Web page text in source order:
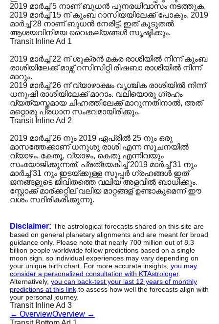
2019 മാർച്ച് 5 നാണ് ബുധൻ പുനരധിവാസം നടത്തുക,
2019 മാർച്ച് 15 ന് കുംബ റാസിയയിലേക്ക് പോകും. 2019
മാർച്ച് 28 നാണ് ബുധൻ നേരിട്ട്. ഇത് കൂടുതൽ
ആശയവിനിമയ വൈകല്യങ്ങൾ സൃഷ്ടിക്കും.
Transit Inline Ad 1
2019 മാർച്ച് 22 ന് ശുക്രൻ മകര രാശിയിൽ നിന്ന് കുംബ
രാശിയിലേക്ക് മാഴ്സ് റസിസിറ്റി രിഷബാ രാശിയിൽ നിന്ന്
മാറും.
2019 മാർച്ച് 26 ന് വ്യാഴാക്ഷം വൃശ്ചിക രാശിയിൽ നിന്ന്
ധനുഷി രാശിയിലേക്ക് മാറാം. വലിയൊരു ഗ്രഹം
വ്യത്യസ്തമായ ചിഹ്നത്തിലേക്ക് മാറുന്നതിനാൽ, അത്
മറ്റൊരു പ്രധാന സംഭവമായിരിക്കും.
Transit Inline Ad 2
2019 മാർച്ച് 26 നും 2019 ഏപ്രിൽ 25 നും ഒരു
മാസത്തേക്കാണ് ധനുശു രാശി എന്ന സൂചനയിൽ
വ്യാഴം, കേതൂ, വ്യാഴം, കെതു എന്നിവയും
സംയോജിക്കുന്നത്. പ്രത്യേകിച്ച് 2019 മാർച്ച് 31 നും
മാർച്ച് 31 നും ഇടയ്ക്കുള്ള സൂപ്പർ ഗ്രഹങ്ങൾ ഇത്
ജനങ്ങളുടെ ജീവിതത്തെ വലിയ അളവിൽ ബാധിക്കും.
സ്റ്റോക്ക് മാര്ക്കറ്റില് വലിയ മാറ്റങ്ങള് ഉണ്ടാകുമെന്ന് ഈ
വശം സ്ഥിരീകരിക്കുന്നു.
Disclaimer: The astrological forecasts shared on this site are
based on general planetary alignments and are meant for broad
guidance only. Please note that nearly 700 million out of 8.3
billion people worldwide follow predictions based on a single
moon sign. so individual experiences may vary depending on
your unique birth chart. For more accurate insights, you may
consider a personalized consultation with KTAstrologer.
Alternatively, you can back-test your last 12 years of monthly
predictions at this link to assess how well the forecasts align with
your personal journey.
Transit Inline Ad 3
← OverviewOverview →